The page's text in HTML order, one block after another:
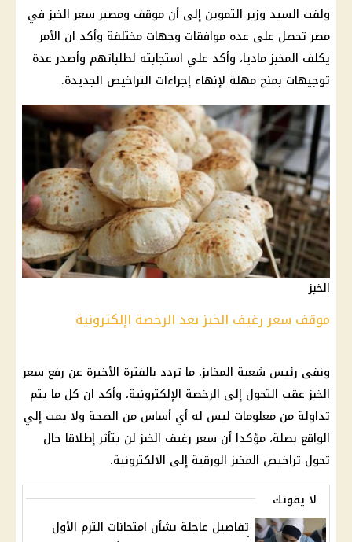
ولفت السيد وزير التموين إلى أن موقف ومصير سعر الخبز في
مصر تحصل على عده موافقات وجهات مختلفة وأكد ان الأمر
يكلف المخبز ماديا، وأكد علي استجابته لطلباتهم وأصدر عدة
توجيهات بمنح مهلة لإنهاء إجراءات التراخيص الجديدة.
الخبز
موقف سعر رغيف الخبز بعد الرخصة اإلكترونية
ونفى رئيس شعبة المخابز، ما تردد بالفترة الأخيرة عن رفع سعر
الخبز عقب التحول إلى الرخصة الإلكترونية، وأكد ان كل ما يتم
تداولة من معلومات ليس له أي أساس من الصحة ولا يمت إلي
الواقع بصلة، مؤكدا أن سعر رغيف الخبز لن يتأثر إطلاقا حال
تحول تراخيص المخبز الورقية إلى الالكترونية.
لا يفوتك
تفاصيل عاجلة بشأن امتحانات الترم الأول